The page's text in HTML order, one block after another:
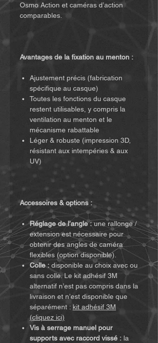
Osmo Action et caméras d’action
comparables.
Avantages de la fixation au menton :
Ajustement précis (fabrication
spécifique au casque)
Toutes les fonctions du casque
restent utilisables, y compris la
ventilation au menton et le
mécanisme rabattable
Léger & robuste (impression 3D,
résistant aux intempéries & aux
UV)
Accessoires & options :
Réglage de l’angle :une rallonge /
extension est nécessaire pour
obtenir des angles de caméra
flexibles (option disponible).
Colle : disponible au choix avec ou
sans colle. Le kit adhésif 3M
alternatif n’est pas compris dans la
livraison et n’est disponible que
séparément : kit adhésif 3M
(cliquez ici)
Vis à serrage manuel pour
supports avec raccord vissé : la